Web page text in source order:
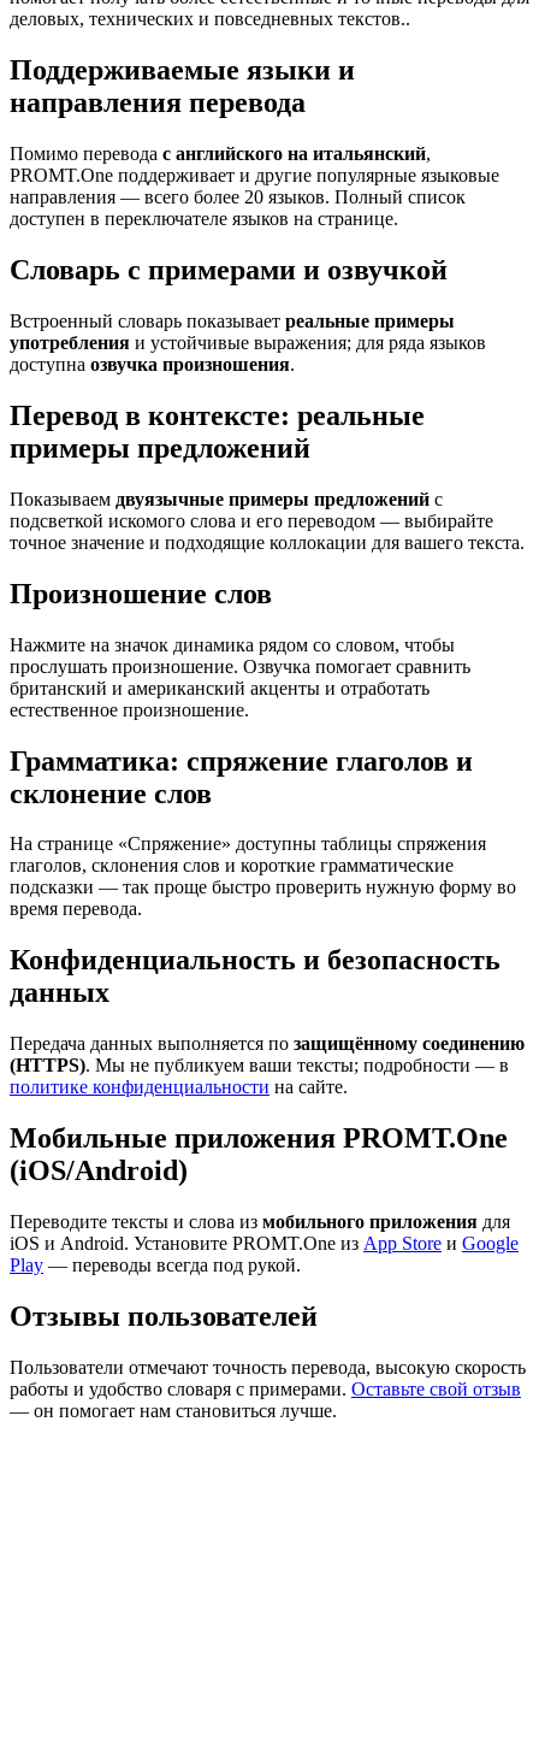
деловых, технических и повседневных текстов..
Поддерживаемые языки и
направления перевода
Помимо перевода с английского на итальянский,
PROMT.One поддерживает и другие популярные языковые
направления — всего более 20 языков. Полный список
доступен в переключателе языков на странице.
Словарь с примерами и озвучкой
Встроенный словарь показывает реальные примеры
употребления и устойчивые выражения; для ряда языков
доступна озвучка произношения.
Перевод в контексте: реальные
примеры предложений
Показываем двуязычные примеры предложений с
подсветкой искомого слова и его переводом — выбирайте
точное значение и подходящие коллокации для вашего текста.
Произношение слов
Нажмите на значок динамика рядом со словом, чтобы
прослушать произношение. Озвучка помогает сравнить
британский и американский акценты и отработать
естественное произношение.
Грамматика: спряжение глаголов и
склонение слов
На странице «Спряжение» доступны таблицы спряжения
глаголов, склонения слов и короткие грамматические
подсказки — так проще быстро проверить нужную форму во
время перевода.
Конфиденциальность и безопасность
данных
Передача данных выполняется по защищённому соединению
(HTTPS). Мы не публикуем ваши тексты; подробности — в
политике конфиденциальности на сайте.
Мобильные приложения PROMT.One
(iOS/Android)
Переводите тексты и слова из мобильного приложения для
iOS и Android. Установите PROMT.One из App Store и Google
Play — переводы всегда под рукой.
Отзывы пользователей
Пользователи отмечают точность перевода, высокую скорость
работы и удобство словаря с примерами. Оставьте свой отзыв
— он помогает нам становиться лучше.